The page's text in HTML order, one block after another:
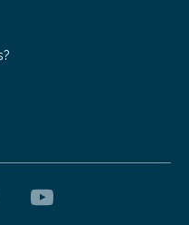
Terminen…